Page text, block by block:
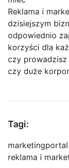
Reklama i
dzisiejszym
odpowiednio
korzyści dla
czy prowadzisz
czy duże
Tagi:
marketing
reklama i